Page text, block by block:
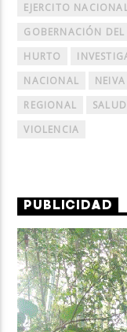
EJERCITO
GOBERNACIÓN
HURTO
NACIONAL
NEIVA
REGIONAL
SALUD
VIOLENCIA
PUBLICIDAD